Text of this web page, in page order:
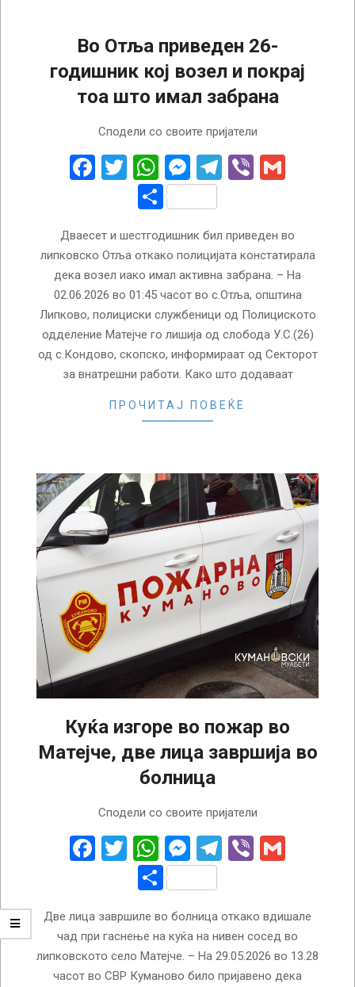
Во Отља приведен 26-
годишник кој возел и покрај
тоа што имал забрана
Сподели со своите пријатели
Facebook
Twitter
WhatsApp
Messenger
Telegram
Viber
Share
Дваесет и шестгодишник бил приведен во
липковско Отља откако полицијата констатирала
дека возел иако имал активна забрана. – На
02.06.2026 во 01:45 часот во с.Отља, општина
Липково, полициски службеници од Полициското
одделение Матејче го лишија од слобода У.С.(26)
од с.Кондово, скопско, информираат од Секторот
за внатрешни работи. Како што додаваат
ПРОЧИТАЈ ПОВЕЌЕ
Куќа изгоре во пожар во
Матејче, две лица завршија во
болница
Сподели со своите пријатели
Facebook
Twitter
WhatsApp
Messenger
Telegram
Viber
Share
Две лица завршиле во болница откако вдишале
чад при гаснење на куќа на нивен сосед во
липковското село Матејче. – На 29.05.2026 во 13.28
часот во СВР Куманово било пријавено дека